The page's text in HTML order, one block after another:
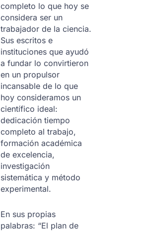
completo lo que hoy se
considera ser un
trabajador de la ciencia.
Sus escritos e
instituciones que ayudó
a fundar lo convirtieron
en un propulsor
incansable de lo que
hoy consideramos un
científico ideal:
dedicación tiempo
completo al trabajo,
formación académica
de excelencia,
investigación
sistemática y método
experimental.
En sus propias
palabras: “El plan de